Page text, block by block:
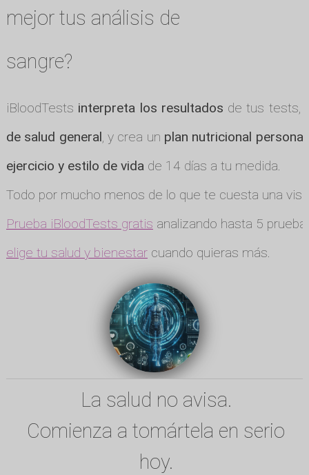
mejor tus análisis de
sangre?
iBloodTests interpreta los resultados de tus tests,
de salud general, y crea un plan nutricional
ejercicio y estilo de vidade 14 días a tu medida.
Todo por mucho menos de lo que te cuesta una
Prueba iBloodTests gratis analizando hasta 5
elige tu salud y bienestarcuando quieras más.
La salud no avisa.
Comienza a tomártela en serio
hoy.